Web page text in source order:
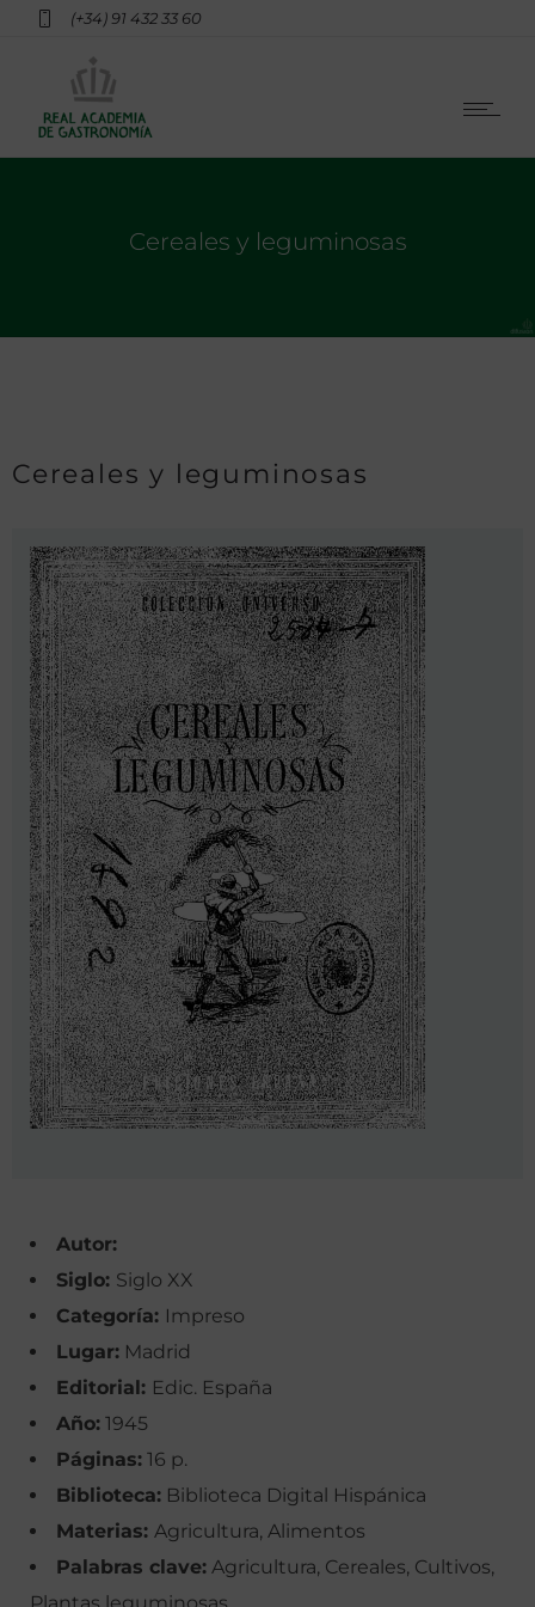
(+34) 91 432 33 60
Cereales y leguminosas
Cereales y leguminosas
Autor:
Siglo: Siglo XX
Categoría: Impreso
Lugar: Madrid
Editorial: Edic. España
Año: 1945
Páginas: 16 p.
Biblioteca: Biblioteca Digital Hispánica
Materias: Agricultura, Alimentos
Palabras clave: Agricultura, Cereales, Cultivos,